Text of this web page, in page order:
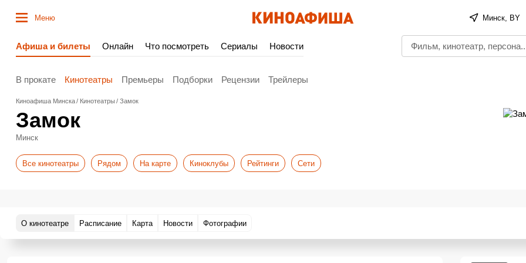
Меню Минск, BY
Афиша и билеты Онлайн Что посмотреть Сериалы Новости
В прокате Кинотеатры Премьеры Подборки Рецензии Трейлеры
Киноафиша Минска Кинотеатры Замок
Замок
Минск
Все кинотеатры Рядом На карте Киноклубы Рейтинги Сети
О кинотеатре Расписание Карта Новости Фотографии